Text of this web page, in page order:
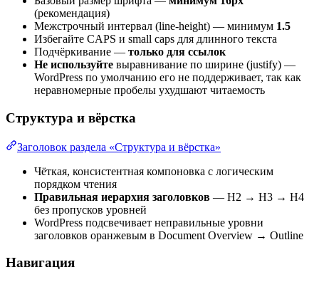
(рекомендация)
Межстрочный интервал (line-height) — минимум 1.5
Избегайте CAPS и small caps для длинного текста
Подчёркивание — только для ссылок
Не используйте выравнивание по ширине (justify) —
WordPress по умолчанию его не поддерживает, так как
неравномерные пробелы ухудшают читаемость
Структура и вёрстка
Заголовок раздела «Структура и вёрстка»
Чёткая, консистентная компоновка с логическим
порядком чтения
Правильная иерархия заголовков — H2 → H3 → H4
без пропусков уровней
WordPress подсвечивает неправильные уровни
заголовков оранжевым в Document Overview → Outline
Навигация